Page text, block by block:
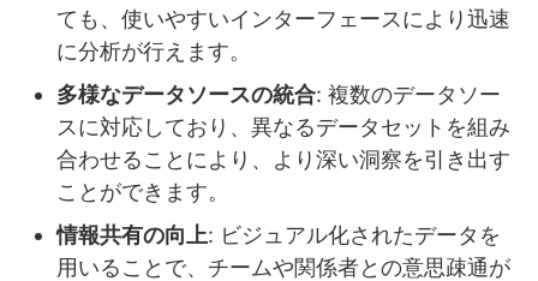
ても、使いやすいインターフェースにより迅速
に分析が行えます。
多様なデータソースの統合: 複数のデータソー
スに対応しており、異なるデータセットを組み
合わせることにより、より深い洞察を引き出す
ことができます。
情報共有の向上: ビジュアル化されたデータを
用いることで、チームや関係者との意思疎通が